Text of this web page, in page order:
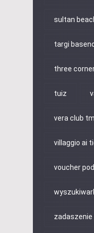
sultan
targi
three
tuiz
vera club
villaggio ai
voucher